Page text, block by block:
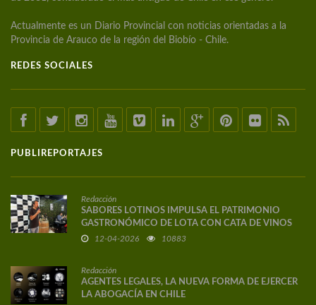
Actualmente es un Diario Provincial con noticias orientadas a la
Provincia de Arauco de la región del Biobío - Chile.
REDES SOCIALES
PUBLIREPORTAJES
Redacción
SABORES LOTINOS IMPULSA EL PATRIMONIO
GASTRONÓMICO DE LOTA CON CATA DE VINOS
DE AUTOR
12-04-2026 10883
Redacción
AGENTES LEGALES, LA NUEVA FORMA DE EJERCER
LA ABOGACÍA EN CHILE